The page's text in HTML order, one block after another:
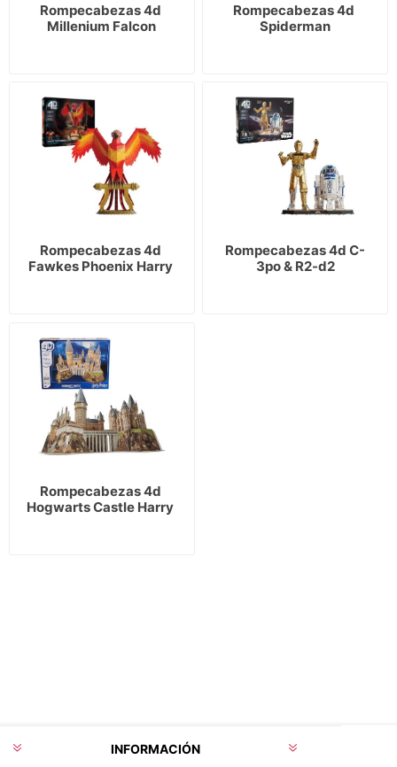
Rompecabezas 4d
Millenium Falcon
Rompecabezas 4d
Spiderman
Rompecabezas 4d
Fawkes Phoenix Harry
Rompecabezas 4d C-
3po & R2-d2
Rompecabezas 4d
Hogwarts Castle Harry
INFORMACIÓN